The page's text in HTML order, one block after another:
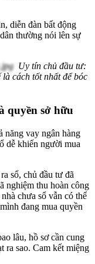
diễn đàn bất động
thường nói lên sự
Uy tín chủ đầu tư:
cách tốt nhất để bóc
quyền sở hữu
năng vay ngân hàng
dễ khiến người mua
sổ, chủ đầu tư đã
nghiệm thu hoàn công
chưa sổ vẫn có thể
đang mua quyền
lâu, hồ sơ cần cung
ra sao. Cam kết miệng